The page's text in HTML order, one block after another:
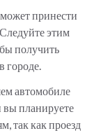
принести
этим
получить
городе.
автомобиле
вы планируете
так как проезд